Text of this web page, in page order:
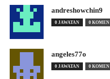
andreshowchin9
0 JAWATAN 0 KOMEN
angeles77o
0 JAWATAN 0 KOMEN